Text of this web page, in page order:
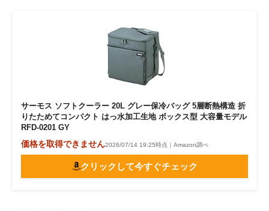
サーモス ソフトクーラー 20L グレー保冷バッグ 5層断熱構造 折
りたためてコンパクト はっ水加工生地 ボックス型 大容量モデル
RFD-0201 GY
価格を取得できません2026/07/14 19:25時点｜Amazon調べ
クリックして今すぐチェック